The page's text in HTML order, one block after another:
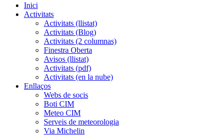
Inici
Activitats
Activitats (llistat)
Activitats (Blog)
Activitats (2 columnas)
Finestra Oberta
Avisos (llistat)
Activitats (pdf)
Activitats (en la nube)
Enllaços
Webs de socis
Boti CIM
Meteo CIM
Serveis de meteorologia
Via Michelin